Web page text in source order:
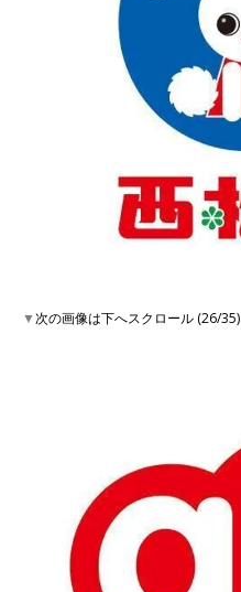
▼次の画像は下へスクロール (26/35)